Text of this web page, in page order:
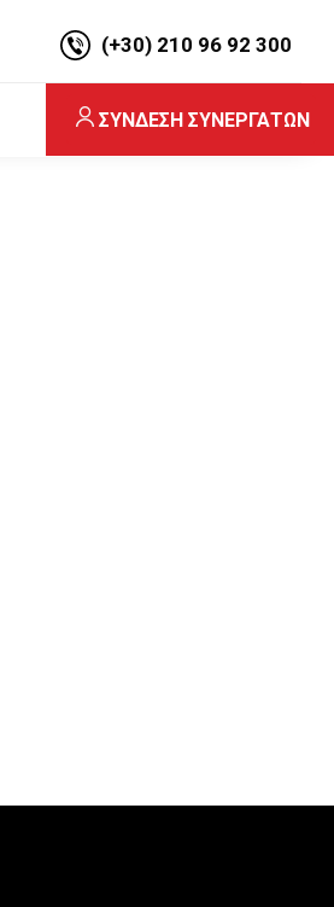
(+30) 210 96 92 300
ΣΥΝΔΕΣΗ ΣΥΝΕΡΓΑΤΩΝ